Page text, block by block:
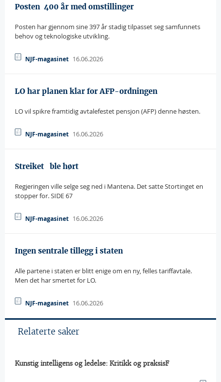
Posten  400 år med omstillinger
Posten har gjennom sine 397 år stadig tilpasset seg samfunnets
behov og teknologiske utvikling.
NJF-magasinet 16.06.2026
LO har planen klar for AFP-ordningen
LO vil spikre framtidig avtalefestet pensjon (AFP) denne høsten.
NJF-magasinet 16.06.2026
Streiket   ble hørt
Regjeringen ville selge seg ned i Mantena. Det satte Stortinget en
stopper for. SIDE 67
NJF-magasinet 16.06.2026
Ingen sentrale tillegg i staten
Alle partene i staten er blitt enige om en ny, felles tariffavtale.
Men det har smertet for LO.
NJF-magasinet 16.06.2026
Relaterte saker
Kunstig intelligens og ledelse: Kritikk og praksisF